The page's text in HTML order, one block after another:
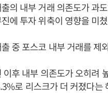
의 내부 거래 의존도가 과
에 투자 위축이 영향을 미
중 포스코 내부 거래를
이후 내부 의존도가 오히려
로 리스크가 더 커졌다는